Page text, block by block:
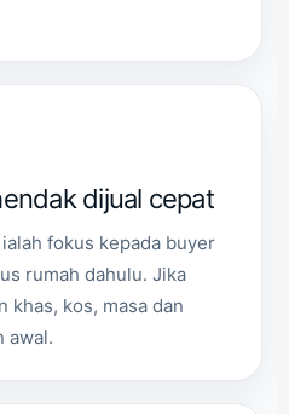
dijual cepat
fokus kepada buyer
rumah dahulu. Jika
khas, kos, masa dan
awal.